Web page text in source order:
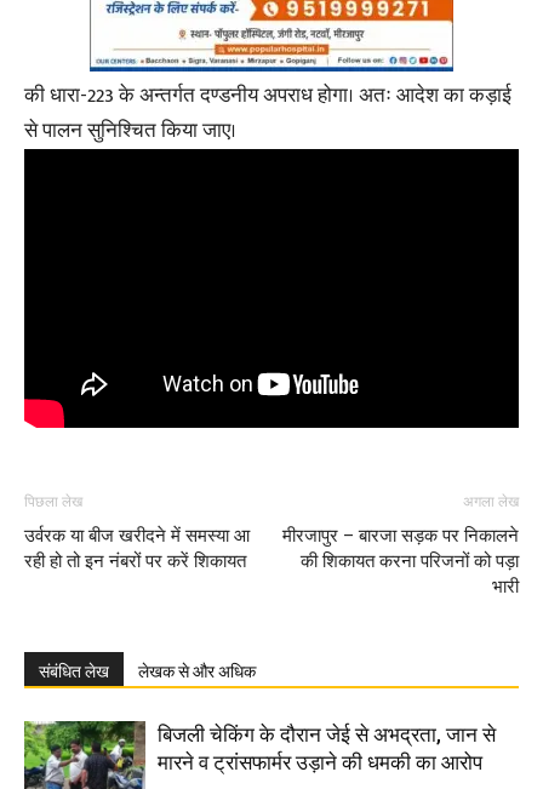
की धारा-223 के अन्तर्गत दण्डनीय अपराध होगा। अतः आदेश का कड़ाई
से पालन सुनिश्चित किया जाए।
पिछला लेख
उर्वरक या बीज खरीदने में समस्या आ
रही हो तो इन नंबरों पर करें शिकायत
अगला लेख
मीरजापुर – बारजा सड़क पर निकालने
की शिकायत करना परिजनों को पड़ा
भारी
संबंधित लेख लेखक से और अधिक
बिजली चेकिंग के दौरान जेई से अभद्रता, जान से
मारने व ट्रांसफार्मर उड़ाने की धमकी का आरोप